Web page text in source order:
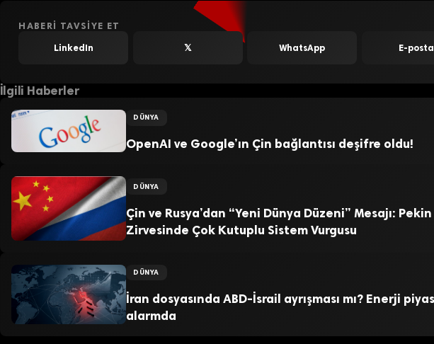
HABERI TAVSIYE ET
LinkedIn 𝕏 WhatsApp E-posta
İlgili Haberler
DÜNYA
OpenAI ve Google’ın Çin bağlantısı deşifre oldu!
DÜNYA
Çin ve Rusya’dan “Yeni Dünya Düzeni” Mesajı: Pekin
Zirvesinde Çok Kutuplu Sistem Vurgusu
DÜNYA
İran dosyasında ABD-İsrail ayrışması mı? Enerji
alarmda